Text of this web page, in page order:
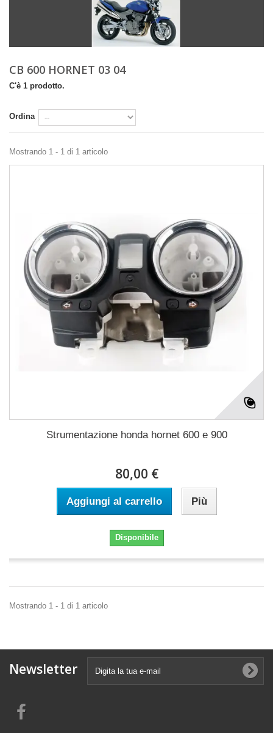
CB 600 HORNET 03 04
C'è 1 prodotto.
Ordina
Mostrando 1 - 1 di 1 articolo
Strumentazione honda hornet 600 e 900
80,00 €
Aggiungi al carrello Più
Disponibile
Mostrando 1 - 1 di 1 articolo
Newsletter